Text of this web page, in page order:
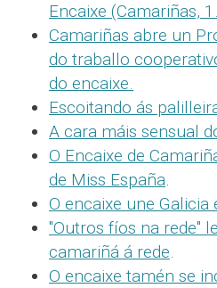
Encaixe (Camariñas,
Camariñas abre un
do traballo
do encaixe.
Escoitando ás
A cara máis sensual
O Encaixe de
de Miss España.
O encaixe une Galicia
"Outros fíos na rede"
camariñá á rede.
O encaixe tamén se